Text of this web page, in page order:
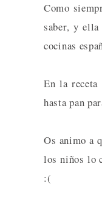
Como
saber, y
cocinas
En la receta
hasta pan
Os animo a
los niños lo
:(